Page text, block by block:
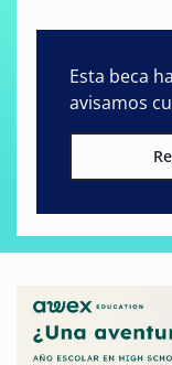
Esta beca
avisamos